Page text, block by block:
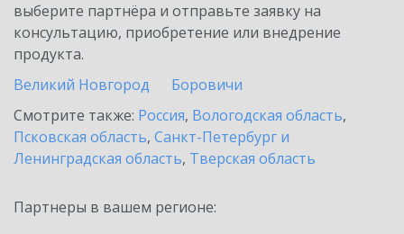
выберите партнёра и отправьте заявку на
консультацию, приобретение или внедрение
продукта.
Великий Новгород
Боровичи
Смотрите также: Россия, Вологодская область,
Псковская область, Санкт-Петербург и
Ленинградская область, Тверская область
Партнеры в вашем регионе: